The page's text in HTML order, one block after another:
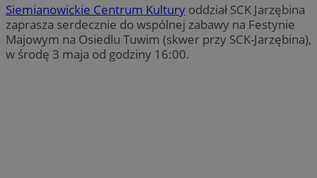
Siemianowickie Centrum Kultury oddział SCK Jarzębina
zaprasza serdecznie do wspólnej zabawy na Festynie
Majowym na Osiedlu Tuwim (skwer przy SCK-Jarzębina),
w środę 3 maja od godziny 16:00.